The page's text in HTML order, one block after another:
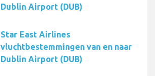
Dublin Airport (DUB)
Star East Airlines
vluchtbestemmingen van en naar
Dublin Airport (DUB)